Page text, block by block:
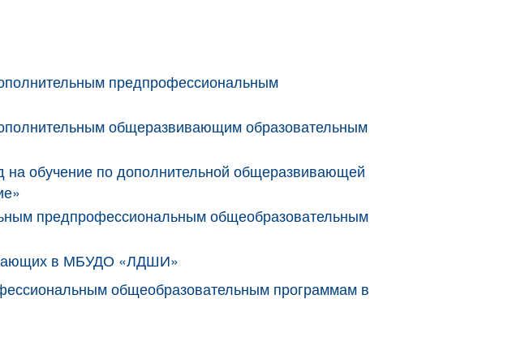
предпрофессиональным
общеразвивающим образовательным
на обучение по дополнительной общеразвивающей
предпрофессиональным общеобразовательным
в МБУДО «ЛДШИ»
общеобразовательным программам в